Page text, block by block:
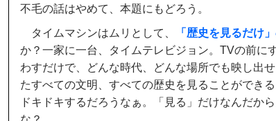
不毛の話はやめて、本題にもどろう。
タイムマシンはムリとして、 「歴史を見るだけ
か？一家に一台、タイムテレビジョン。TVの前に
わすだけで、どんな時代、どんな場所でも映し出
たすべての文明、すべての歴史を見ることができ
ドキドキするだろうなぁ。「見る」だけなんだか